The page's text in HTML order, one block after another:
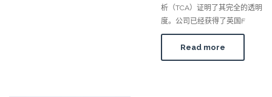
析（TCA）证明了其完全的透明
度。公司已经获得了英国F
Read more